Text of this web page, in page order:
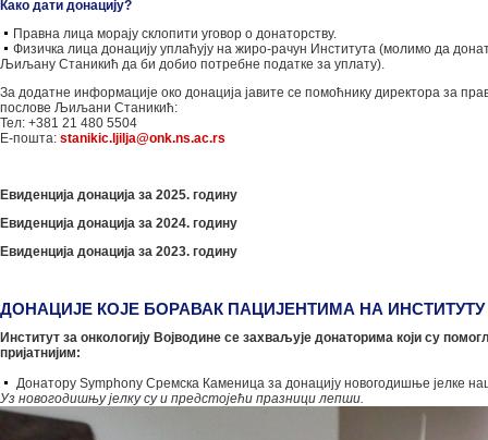
Како дати донацију?
Правна лица морају склопити уговор о донаторству.
Физичка лица донацију уплаћују на жиро-рачун Института (молимо да
Љиљану Станикић да би добио потребне податке за уплату).
За додатне информације око донација јавите се помоћнику директора за
послове Љиљани Станикић:
Тел: +381 21 480 5504
E-пошта: stanikic.ljilja@onk.ns.ac.rs
Евиденција донација за 2025. годину
Евиденција донација за 2024. годину
Евиденција донација за 2023. годину
ДОНАЦИЈЕ КОЈЕ БОРАВАК ПАЦИЈЕНТИМА НА
Институт за онкологију Војводине се захваљује донаторима који су
пријатнијим:
Донатору Symphony Сремска Каменица за донацију новогодишње јелке
Уз новогодишњу јелку су и предстојећи празници лепши.